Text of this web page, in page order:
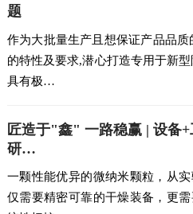
题
作为大批量生产且想保证产品品
的特性及要求,潜心打造专用于新
具有极…
匠造于"鑫" 一路稳赢 | 设备
研…
一颗性能优异的微纳米颗粒，从
仅需要精密可靠的干燥装备，更